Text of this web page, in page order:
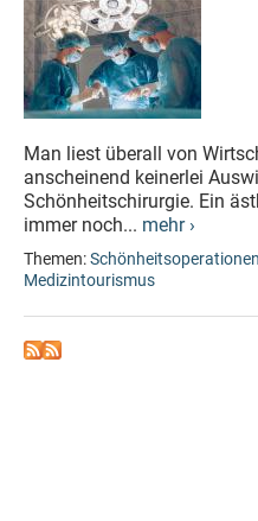
Man liest überall von
anscheinend keinerlei
Schönheitschirurgie. Ein
immer noch... mehr ›
Themen:Schönheitsoperationen
Medizintourismus